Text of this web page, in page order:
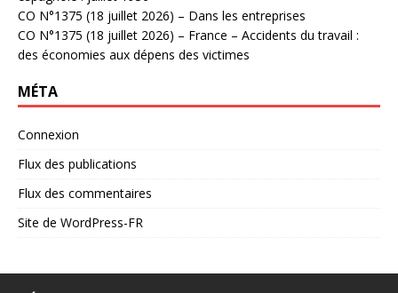
CO N°1375 (18 juillet 2026) – Dans les entreprises
CO N°1375 (18 juillet 2026) – France – Accidents du travail :
des économies aux dépens des victimes
MÉTA
Connexion
Flux des publications
Flux des commentaires
Site de WordPress-FR